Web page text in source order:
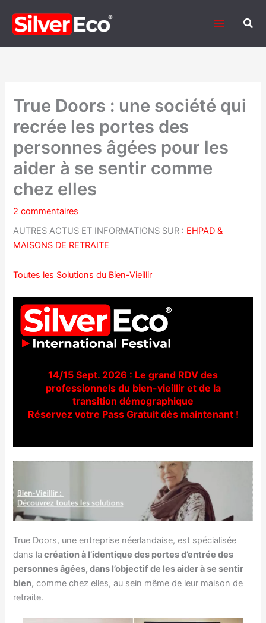
contenu
True Doors : une société qui
recrée les portes des
personnes âgées pour les
aider à se sentir comme
chez elles
2 commentaires
AUTRES ACTUS ET INFORMATIONS SUR : EHPAD &
MAISONS DE RETRAITE
Toutes les Solutions du Bien-Vieillir
14/15 Sept. 2026 : Le grand RDV des
professionnels du bien-vieillir et de la
transition démographique
Réservez votre Pass Gratuit dès maintenant !
True Doors, une entreprise néerlandaise, est spécialisée
dans la création à l’identique des portes d’entrée des
personnes âgées, dans l’objectif de les aider à se sentir
bien, comme chez elles, au sein même de leur maison de
retraite.